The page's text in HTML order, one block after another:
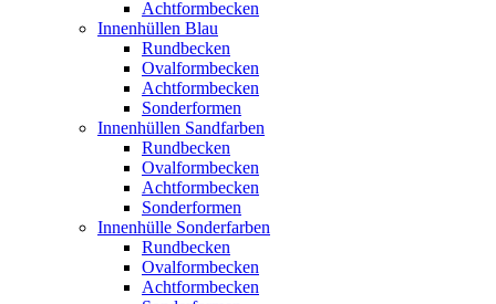
Achtformbecken
Innenhüllen Blau
Rundbecken
Ovalformbecken
Achtformbecken
Sonderformen
Innenhüllen Sandfarben
Rundbecken
Ovalformbecken
Achtformbecken
Sonderformen
Innenhülle Sonderfarben
Rundbecken
Ovalformbecken
Achtformbecken